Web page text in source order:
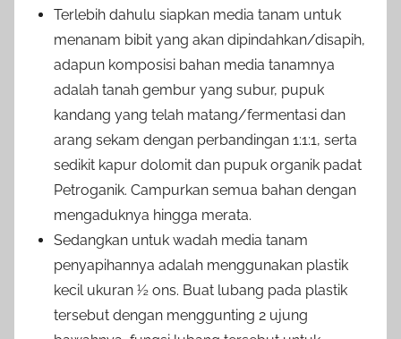
Terlebih dahulu siapkan media tanam untuk
menanam bibit yang akan dipindahkan/disapih,
adapun komposisi bahan media tanamnya
adalah tanah gembur yang subur, pupuk
kandang yang telah matang/fermentasi dan
arang sekam dengan perbandingan 1:1:1, serta
sedikit kapur dolomit dan pupuk organik padat
Petroganik. Campurkan semua bahan dengan
mengaduknya hingga merata.
Sedangkan untuk wadah media tanam
penyapihannya adalah menggunakan plastik
kecil ukuran ½ ons. Buat lubang pada plastik
tersebut dengan menggunting 2 ujung